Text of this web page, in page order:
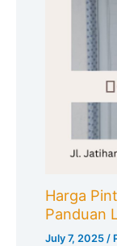
Harga
Panduan
July 7, 2025/